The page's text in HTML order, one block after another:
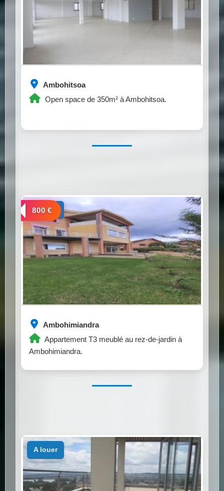
Ambohitsoa
Open space de 350m² à Ambohitsoa.
Ambohimiandra
Appartement T3 meublé au rez-de-jardin à
Ambohimiandra.
a louer
800 €
a louer